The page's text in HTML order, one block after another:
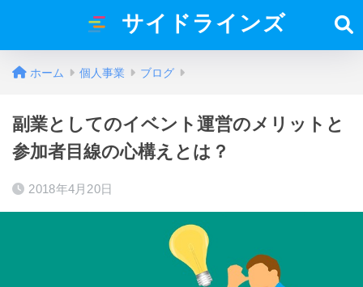
サイドラインズ
ホーム 個人事業 ブログ
副業としてのイベント運営のメリットと
参加者目線の心構えとは？
2018年4月20日